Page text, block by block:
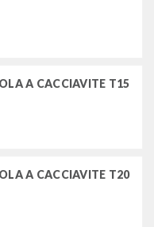
A CACCIAVITE T15
A CACCIAVITE T20